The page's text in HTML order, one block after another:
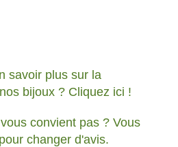
savoir plus sur la
bijoux ? Cliquez ici !
convient pas ? Vous
changer d'avis.